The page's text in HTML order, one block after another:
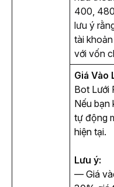
400,
lưu ý
tài
với vốn
Giá Vào
Bot Lưới
Nếu bạn
tự động
hiện tại.
Lưu ý:
— Giá